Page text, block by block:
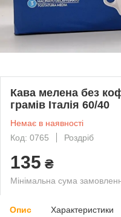
Кава мелена без
грамів Італія 60/40
Немає в наявності
Код: 0765
Роздріб
135 ₴
Мінімальна сума
Опис Характеристики